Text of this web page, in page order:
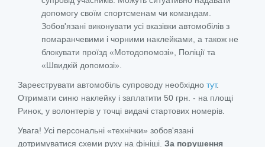
допомогу своїм спортсменам чи командам.
Зобов'язані виконувати усі вказівки автомобілів з
помаранчевими і чорними наклейками, а також не
блокувати проїзд «Мотодопомозі», Поліції та
«Швидкій допомозі».
Зареєструвати автомобіль супроводу необхідно тут.
Отримати синю наклейку і заплатити 50 грн. - на площі
Ринок, у волонтерів у точці видачі стартових номерів.
Увага! Усі персональні «технічки» зобов'язані
дотримуватися схеми руху на фініші. За порушення